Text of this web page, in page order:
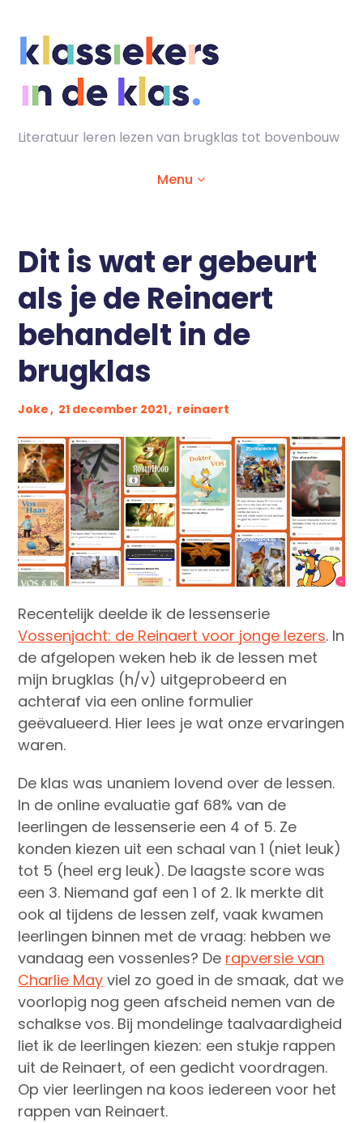
content
Literatuur leren lezen van brugklas tot bovenbouw
Menu
Home
Animaties
Lesmaterialen
Pers
Contact
Dit is wat er gebeurt
als je de Reinaert
behandelt in de
brugklas
Joke 21 december 2021 reinaert
Recentelijk deelde ik de lessenserie
Vossenjacht: de Reinaert voor jonge lezers. In
de afgelopen weken heb ik de lessen met
mijn brugklas (h/v) uitgeprobeerd en
achteraf via een online formulier
geëvalueerd. Hier lees je wat onze ervaringen
waren.
De klas was unaniem lovend over de lessen.
In de online evaluatie gaf 68% van de
leerlingen de lessenserie een 4 of 5. Ze
konden kiezen uit een schaal van 1 (niet leuk)
tot 5 (heel erg leuk). De laagste score was
een 3. Niemand gaf een 1 of 2. Ik merkte dit
ook al tijdens de lessen zelf, vaak kwamen
leerlingen binnen met de vraag: hebben we
vandaag een vossenles? De rapversie van
Charlie May viel zo goed in de smaak, dat we
voorlopig nog geen afscheid nemen van de
schalkse vos. Bij mondelinge taalvaardigheid
liet ik de leerlingen kiezen: een stukje rappen
uit de Reinaert, of een gedicht voordragen.
Op vier leerlingen na koos iedereen voor het
rappen van Reinaert.